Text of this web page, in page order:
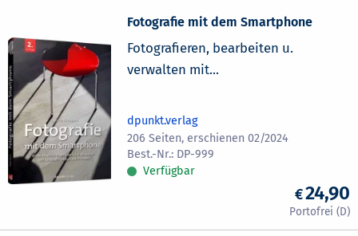
Fotografie mit dem Smartphone
Fotografieren, bearbeiten u.
verwalten mit...
dpunkt.verlag
206 Seiten, erschienen 02/2024
DP-999
Verfügbar
24,90